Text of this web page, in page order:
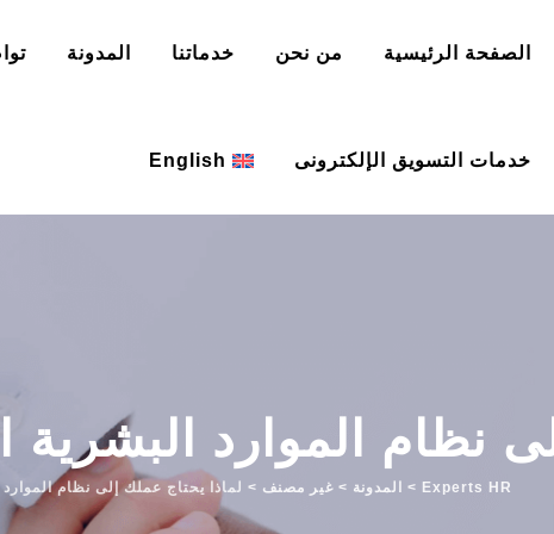
الصفحة الرئيسية من نحن خدماتنا المدونة
خدمات التسويق الإلكترونى English
نظام الموارد البشرية
Experts HR
> المدونة > غير مصنف > لماذا يحتاج عملك إلى نظام الموارد